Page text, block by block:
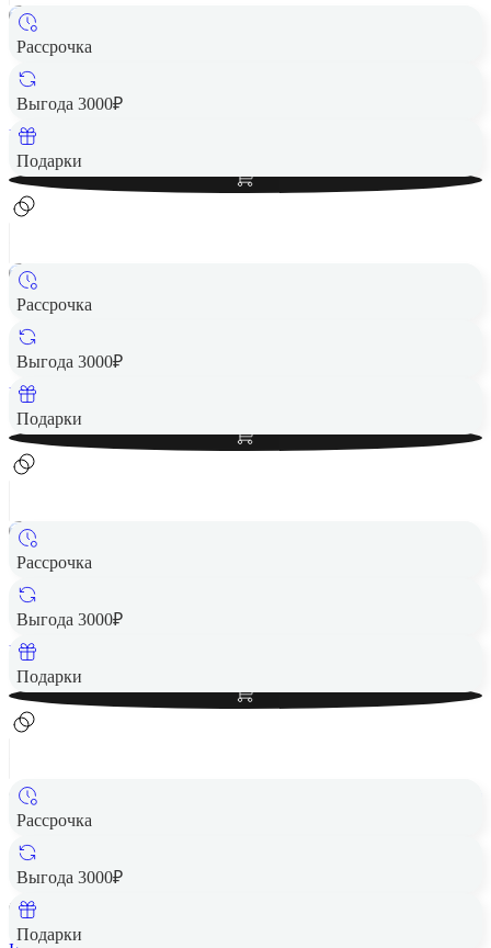
Рассрочка
Выгода 3000₽
Подарки
Смартфон HUAWEI Pura 80 Ultra 16/512Gb Black
78 490 ₽
Вернем до
Рассрочка
Выгода 3000₽
Подарки
Смартфон HUAWEI Pura 80 Ultra 16/512Gb Gold
78 490 ₽
Вернем до
Рассрочка
Выгода 3000₽
Подарки
Смартфон HUAWEI Pura 80 Ultra 16/512Gb Black EAC
81 490 ₽
Вернем до
Рассрочка
Выгода 3000₽
Подарки
Чехол защитный VLP Kevlar Case с MagSafe для Huawei
6 110 ₽